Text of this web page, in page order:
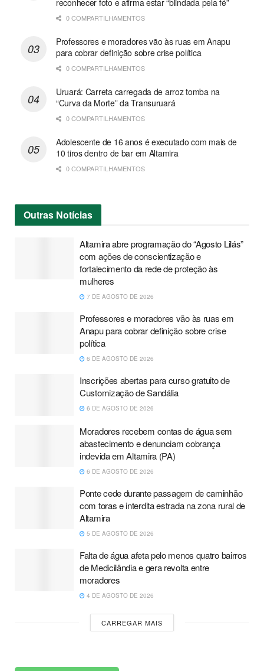
0 COMPARTILHAMENTOS
Professores e moradores vão às ruas em Anapu
para cobrar definição sobre crise política
0 COMPARTILHAMENTOS
Uruará: Carreta carregada de arroz tomba na
“Curva da Morte” da Transuruará
0 COMPARTILHAMENTOS
Adolescente de 16 anos é executado com mais de
10 tiros dentro de bar em Altamira
0 COMPARTILHAMENTOS
Outras Notícias
Altamira abre programação do “Agosto Lilás”
com ações de conscientização e
fortalecimento da rede de proteção às
mulheres
7 DE AGOSTO DE 2026
Professores e moradores vão às ruas em
Anapu para cobrar definição sobre crise
política
6 DE AGOSTO DE 2026
Inscrições abertas para curso gratuito de
Customização de Sandália
6 DE AGOSTO DE 2026
Moradores recebem contas de água sem
abastecimento e denunciam cobrança
indevida em Altamira (PA)
6 DE AGOSTO DE 2026
Ponte cede durante passagem de caminhão
com toras e interdita estrada na zona rural de
Altamira
5 DE AGOSTO DE 2026
Falta de água afeta pelo menos quatro bairros
de Medicilândia e gera revolta entre
moradores
4 DE AGOSTO DE 2026
CARREGAR MAIS